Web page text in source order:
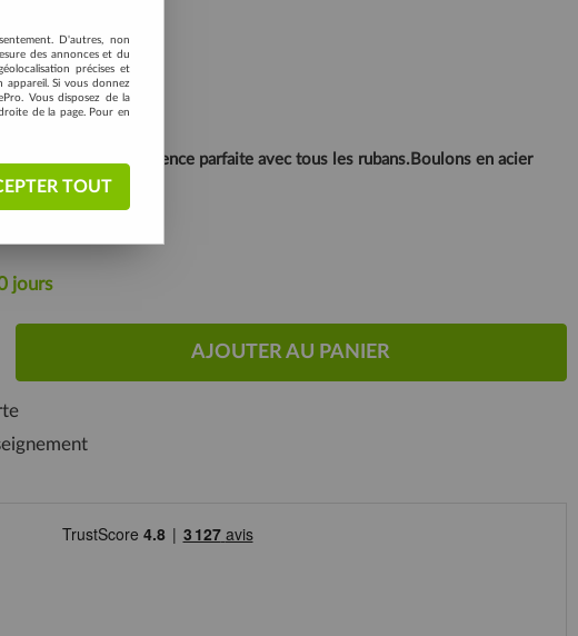
votre avis !
pour une adhérence parfaite avec tous les rubans.Boulons en acier
jours
AJOUTER AU PANIER
D'autres, non
des annonces et du
précises et
Si vous donnez
Vous disposez de la
de la page. Pour en
TOUT